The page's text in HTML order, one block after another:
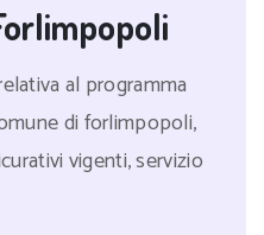
al programma
di forlimpopoli,
vigenti, servizio